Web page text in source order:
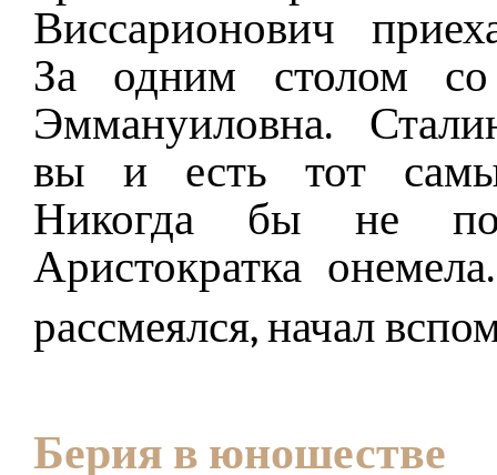
Виссарионович
За одним столом
Эммануиловна.
вы и есть тот
Никогда бы не
Аристократка
рассмеялся, начал
Берия в юношестве